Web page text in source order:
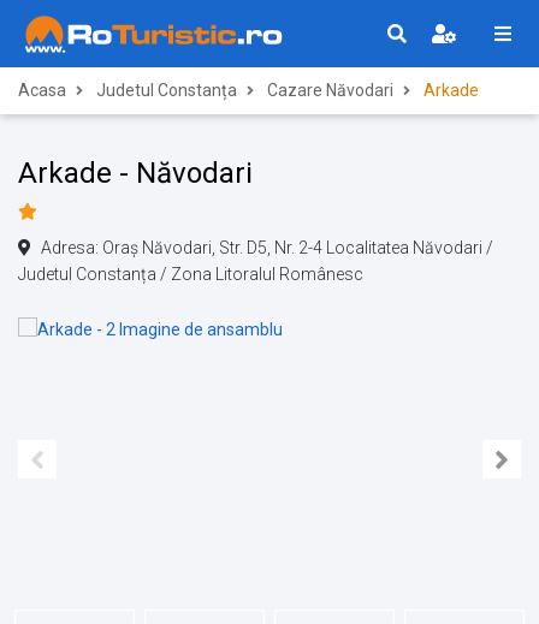
Acasa Judetul Constanța Cazare Năvodari Arkade
Arkade - Năvodari
Adresa: Oraş Năvodari, Str. D5, Nr. 2-4 Localitatea Năvodari /
Judetul Constanța / Zona Litoralul Românesc